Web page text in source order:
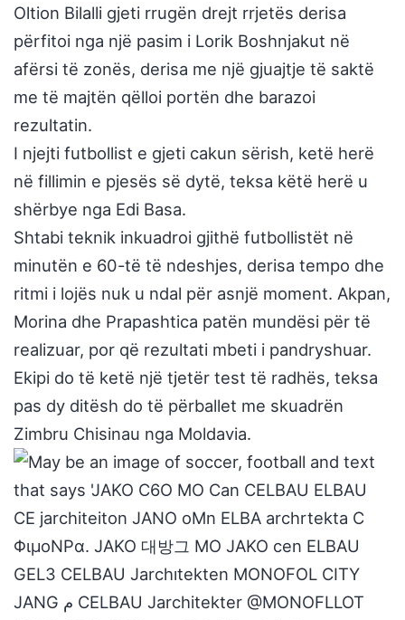
Oltion Bilalli gjeti rrugën drejt rrjetës derisa
përfitoi nga një pasim i Lorik Boshnjakut në
afërsi të zonës, derisa me një gjuajtje të saktë
me të majtën qëlloi portën dhe barazoi
rezultatin.
I njejti futbollist e gjeti cakun sërish, ketë herë
në fillimin e pjesës së dytë, teksa këtë herë u
shërbye nga Edi Basa.
Shtabi teknik inkuadroi gjithë futbollistët në
minutën e 60-të të ndeshjes, derisa tempo dhe
ritmi i lojës nuk u ndal për asnjë moment. Akpan,
Morina dhe Prapashtica patën mundësi për të
realizuar, por që rezultati mbeti i pandryshuar.
Ekipi do të ketë një tjetër test të radhës, teksa
pas dy ditësh do të përballet me skuadrën
Zimbru Chisinau nga Moldavia.